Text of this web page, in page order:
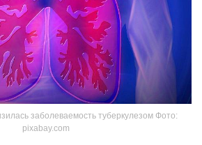
заболеваемость туберкулезом Фото:
pixabay.com